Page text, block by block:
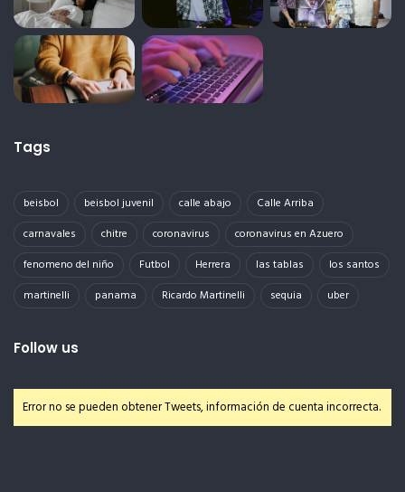
Tags
beisbol beisbol juvenil calle abajo
Calle Arriba
carnavales
chitre coronavirus
coronavirus en Azuero
fenomeno del niño
Futbol Herrera las tablas
los santos
martinelli
panama Ricardo Martinelli sequia uber
Follow us
Error no se pueden obtener Tweets, información de cuenta incorrecta.